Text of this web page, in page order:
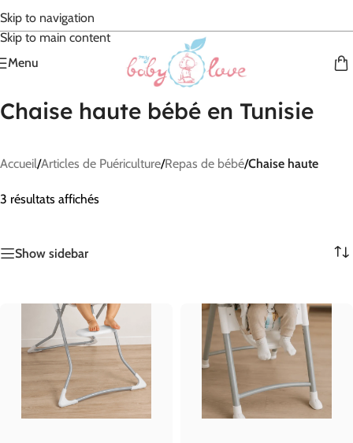
Skip to navigation
Skip to main content
Menu
Chaise haute bébé en Tunisie
Accueil/Articles de Puériculture/Repas de bébé/Chaise haute
3 résultats affichés
Show sidebar